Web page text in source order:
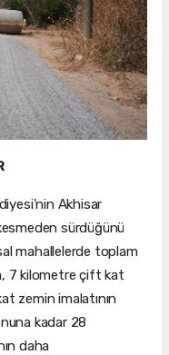
Akhisar
sürdüğünü
mahallelerde toplam
7 kilometre çift kat
zemin imalatının
kadar 28
daha